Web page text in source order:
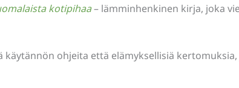
kotipihaa– lämminhenkinen kirja, joka
käytännön ohjeita että elämyksellisiä